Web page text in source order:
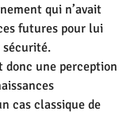
qui n’avait
futures pour lui
sécurité.
une perception
cas classique de